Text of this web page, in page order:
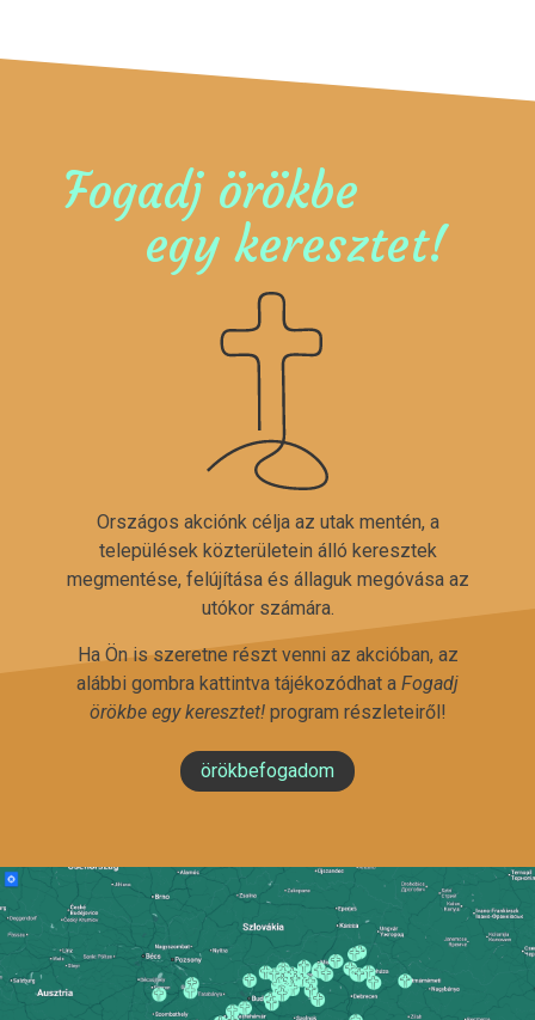
Fogadj örökbe
egy keresztet!
Országos akciónk célja az utak mentén, a
települések közterületein álló keresztek
megmentése, felújítása és állaguk megóvása az
utókor számára.
Ha Ön is szeretne részt venni az akcióban, az
alábbi gombra kattintva tájékozódhat a Fogadj
örökbe egy keresztet!program részleteiről!
örökbefogadom